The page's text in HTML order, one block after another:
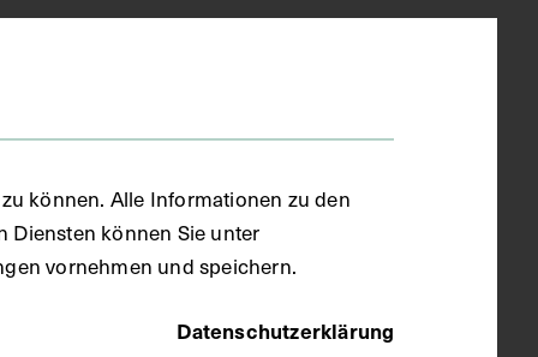
können. Alle Informationen zu den
Diensten können Sie unter
vornehmen und speichern.
Datenschutzerklärung